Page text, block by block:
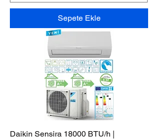
Sepete Ekle
Daikin Sensira 18000 BTU/h |